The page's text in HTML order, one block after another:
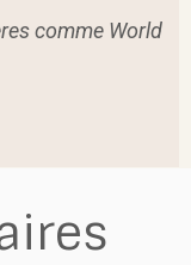
comme World